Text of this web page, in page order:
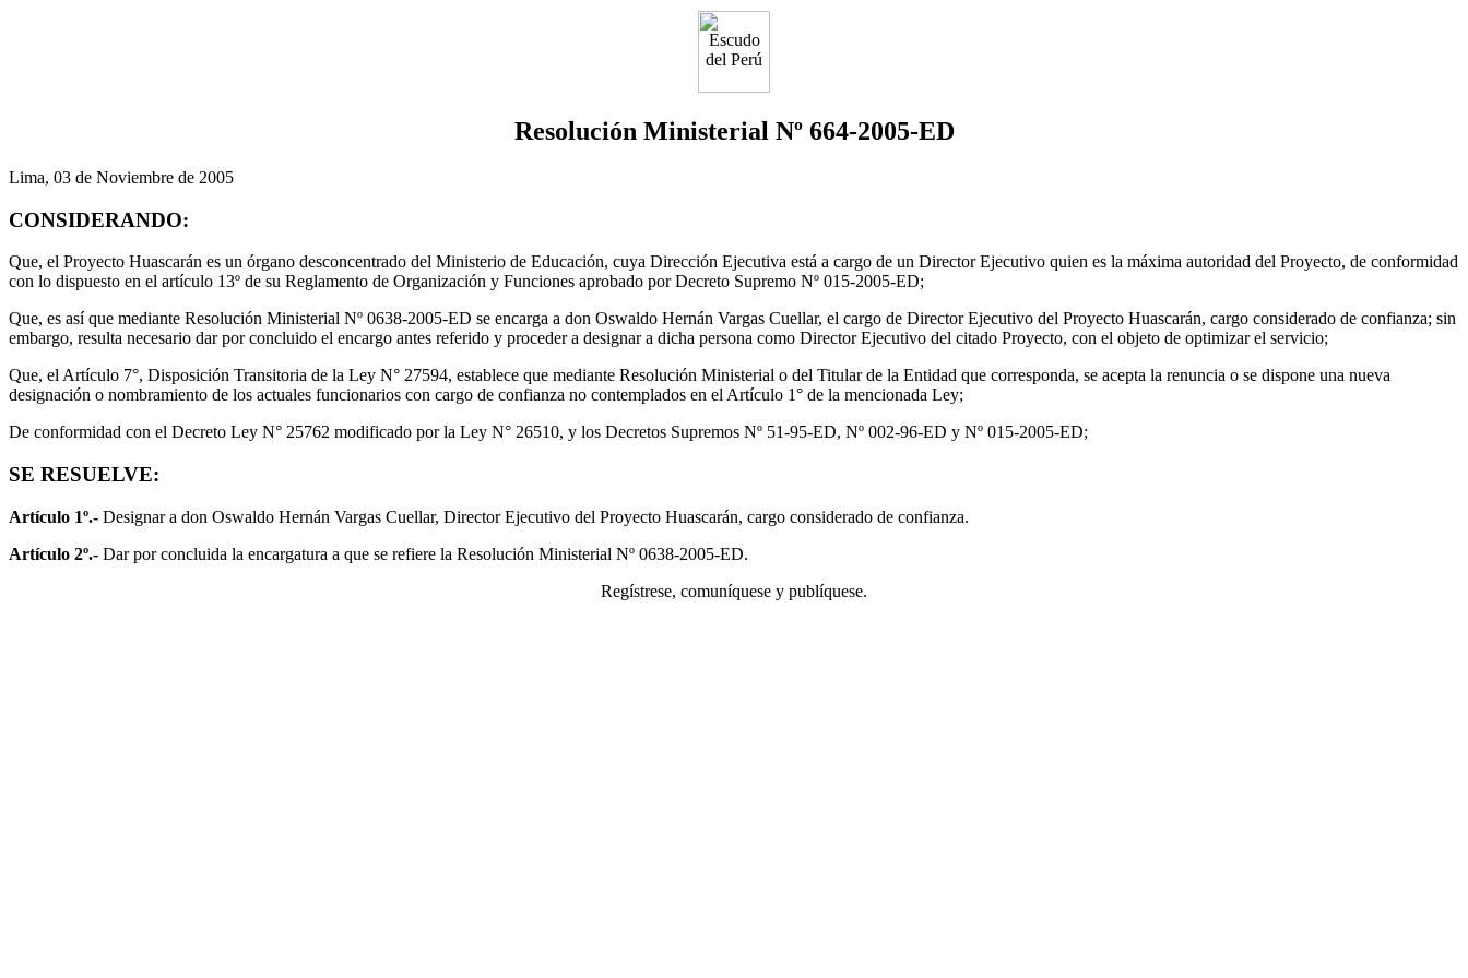
Resolución Ministerial Nº 664-2005-ED
Lima, 03 de Noviembre de 2005
CONSIDERANDO:
Que, el Proyecto Huascarán es un órgano desconcentrado del Ministerio de Educación, cuya Dirección Ejecutiva está a cargo de un Director Ejecutivo quien es la máxima autoridad del Proyecto, de conformidad
con lo dispuesto en el artículo 13º de su Reglamento de Organización y Funciones aprobado por Decreto Supremo Nº 015-2005-ED;
Que, es así que mediante Resolución Ministerial Nº 0638-2005-ED se encarga a don Oswaldo Hernán Vargas Cuellar, el cargo de Director Ejecutivo del Proyecto Huascarán, cargo considerado de confianza; sin
embargo, resulta necesario dar por concluido el encargo antes referido y proceder a designar a dicha persona como Director Ejecutivo del citado Proyecto, con el objeto de optimizar el servicio;
Que, el Artículo 7°, Disposición Transitoria de la Ley N° 27594, establece que mediante Resolución Ministerial o del Titular de la Entidad que corresponda, se acepta la renuncia o se dispone una nueva
designación o nombramiento de los actuales funcionarios con cargo de confianza no contemplados en el Artículo 1° de la mencionada Ley;
De conformidad con el Decreto Ley N° 25762 modificado por la Ley N° 26510, y los Decretos Supremos Nº 51-95-ED, Nº 002-96-ED y Nº 015-2005-ED;
SE RESUELVE:
Artículo 1º.- Designar a don Oswaldo Hernán Vargas Cuellar, Director Ejecutivo del Proyecto Huascarán, cargo considerado de confianza.
Artículo 2º.- Dar por concluida la encargatura a que se refiere la Resolución Ministerial Nº 0638-2005-ED.
Regístrese, comuníquese y publíquese.